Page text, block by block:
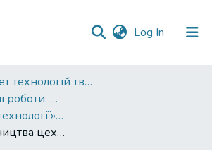
Log In (current)
Факультет технологій тваринництва та продовольства
Кваліфікаційні роботи. Факультет технологій тваринництва та продовольства
181 «Харчові технології» - Бакалаври 2023-2024
Проект будівництва цеху з виробництва кисломолочних напоїв потужністю 60 т молока за зміну при молочному заводі потужністю 100т за зміну.